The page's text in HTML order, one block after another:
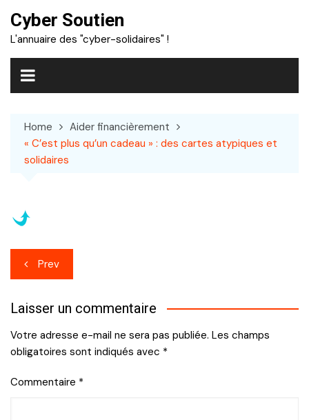
content
Cyber Soutien
L'annuaire des "cyber-solidaires" !
Home
Aider financièrement
« C’est plus qu’un cadeau » : des cartes atypiques et
solidaires
Navigation
de
l’article
Prev
Laisser un commentaire
Votre adresse e-mail ne sera pas publiée. Les champs
obligatoires sont indiqués avec *
Commentaire *